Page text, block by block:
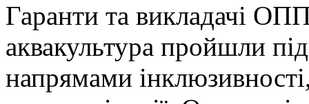
Гаранти та викладачі
аквакультура пройшли
напрямами